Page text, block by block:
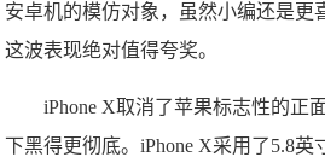
安卓机的模仿对象，虽然小编还是更
这波表现绝对值得夸奖。
iPhone X取消了苹果标志性的正
下黑得更彻底。iPhone X采用了5.8英